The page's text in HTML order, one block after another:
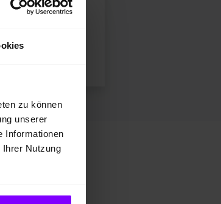
zu können
unserer
Informationen
Ihrer Nutzung
online.